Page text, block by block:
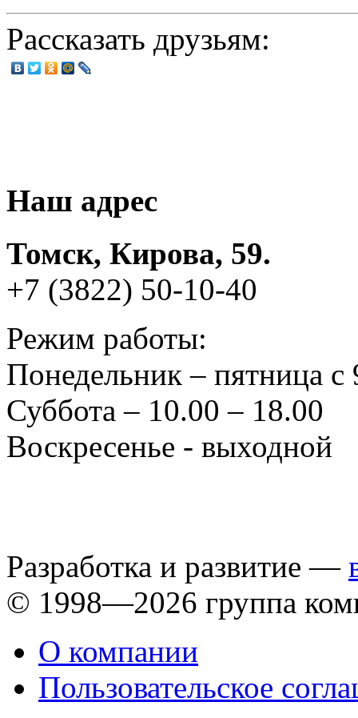
Рассказать друзьям:
Наш адрес
Томск, Кирова, 59.
+7 (3822) 50-10-40
Режим работы:
Понедельник – пятница с
Суббота – 10.00 – 18.00
Воскресенье - выходной
Разработка и развитие —
© 1998—2026 группа
О компании
Пользовательское